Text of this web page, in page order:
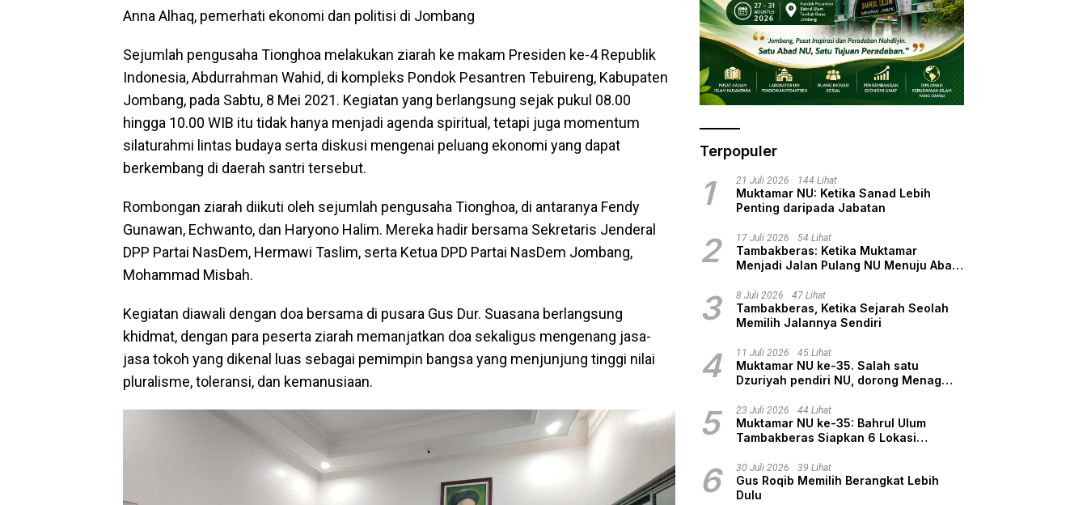
Anna Alhaq, pemerhati ekonomi dan politisi di Jombang
Sejumlah pengusaha Tionghoa melakukan ziarah ke makam Presiden ke-4 Republik
Indonesia, Abdurrahman Wahid, di kompleks Pondok Pesantren Tebuireng, Kabupaten
Jombang, pada Sabtu, 8 Mei 2021. Kegiatan yang berlangsung sejak pukul 08.00
hingga 10.00 WIB itu tidak hanya menjadi agenda spiritual, tetapi juga momentum
silaturahmi lintas budaya serta diskusi mengenai peluang ekonomi yang dapat
berkembang di daerah santri tersebut.
Rombongan ziarah diikuti oleh sejumlah pengusaha Tionghoa, di antaranya Fendy
Gunawan, Echwanto, dan Haryono Halim. Mereka hadir bersama Sekretaris Jenderal
DPP Partai NasDem, Hermawi Taslim, serta Ketua DPD Partai NasDem Jombang,
Mohammad Misbah.
Kegiatan diawali dengan doa bersama di pusara Gus Dur. Suasana berlangsung
khidmat, dengan para peserta ziarah memanjatkan doa sekaligus mengenang jasa-
jasa tokoh yang dikenal luas sebagai pemimpin bangsa yang menjunjung tinggi nilai
pluralisme, toleransi, dan kemanusiaan.
Terpopuler
1 21 Juli 2026 144 Lihat
Muktamar NU: Ketika Sanad Lebih
Penting daripada Jabatan
2 17 Juli 2026 54 Lihat
Tambakberas: Ketika Muktamar
Menjadi Jalan Pulang NU Menuju Abad
3 8 Juli 2026 47 Lihat
Tambakberas, Ketika Sejarah Seolah
Memilih Jalannya Sendiri
4 11 Juli 2026 45 Lihat
Muktamar NU ke-35. Salah satu
Dzuriyah pendiri NU, dorong Menag
5 23 Juli 2026 44 Lihat
Muktamar NU ke-35: Bahrul Ulum
Tambakberas Siapkan 6 Lokasi
6 30 Juli 2026 39 Lihat
Gus Roqib Memilih Berangkat Lebih
Dulu